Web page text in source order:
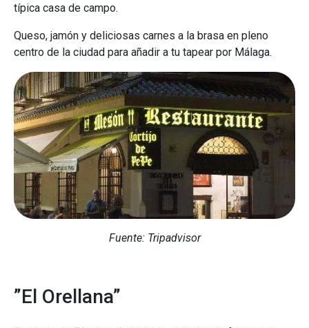
típica casa de campo.
Queso, jamón y deliciosas carnes a la brasa en pleno
centro de la ciudad para añadir a tu tapear por Málaga.
Fuente: Tripadvisor
”El Orellana”